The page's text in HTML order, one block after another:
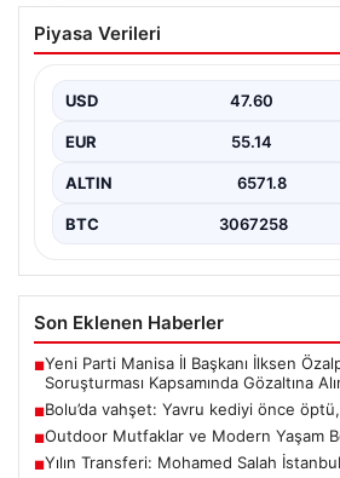
Bolu’da vahşet: Yavru
sonra boğdu
Ardından Telef Etti”, “content”: “
Piyasa Verileri
USD 47.60
EUR 55.14
ALTIN 6571.8
BTC 3067258
Son Eklenen Haberler
■Yeni Parti Manisa İl Başkanı İlksen
Soruşturması Kapsamında Gözaltına
■Bolu’da vahşet: Yavru kediyi önce
■Outdoor Mutfaklar ve Modern Yaşam
■Yılın Transferi: Mohamed Salah